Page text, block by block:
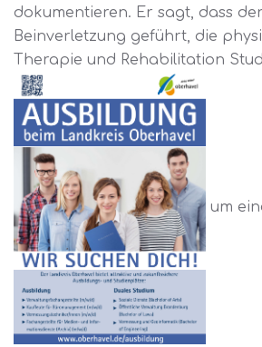
dokumentieren. Er sagt, dass
Beinverletzung geführt, die
Therapie und Rehabilitation
um